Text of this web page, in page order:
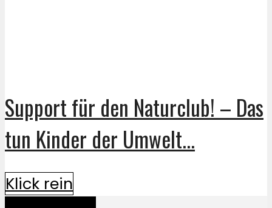
Support für den Naturclub! – Das
tun Kinder der Umwelt...
Klick rein